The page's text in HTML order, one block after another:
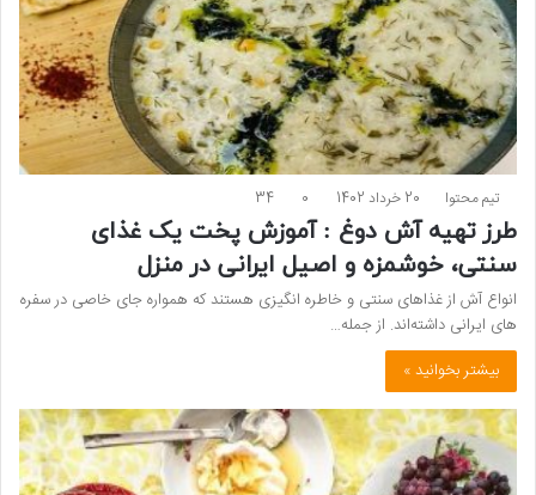
تیم محتوا 20 خرداد 1402 0
34
طرز تهیه آش دوغ :‌ آموزش پخت یک غذای
سنتی، خوشمزه و اصیل ایرانی در منزل
انواع آش از غذاهای سنتی و خاطره­ انگیزی هستند که همواره جای خاصی در سفره
­های ایرانی داشته‌اند. از جمله…
بیشتر بخوانید »